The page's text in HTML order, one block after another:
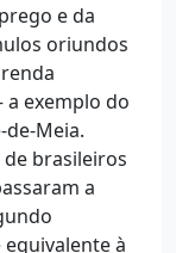
e da
oriundos
exemplo do
de-Meia.
de brasileiros
a
à